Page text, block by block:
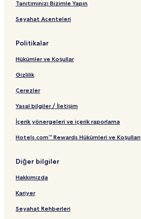
n
ı
Tanıtımınızı Bizimle Yapın
Seyahat Acenteleri
Politikalar
Hükümler ve Koşullar
Gizlilik
Çerezler
Yasal bilgiler / İletişim
İçerik yönergeleri ve içerik raporlama
Hotels.com™ Rewards Hükümleri ve Koşulları
Diğer bilgiler
Hakkımızda
Kariyer
Seyahat Rehberleri